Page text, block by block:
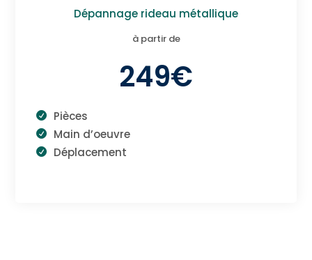
Dépannage rideau métallique
à partir de
249€
Pièces
Main d’oeuvre
Déplacement